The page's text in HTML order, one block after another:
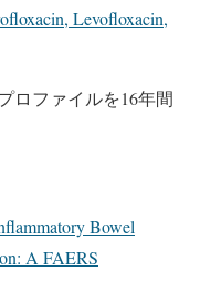
Levofloxacin,
ロファイルを16年間
Bowel
A FAERS